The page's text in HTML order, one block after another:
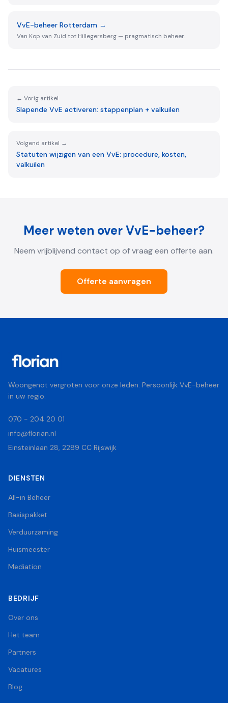
VvE-beheer Rotterdam →
Van Kop van Zuid tot Hillegersberg — pragmatisch beheer.
← Vorig artikel
Slapende VvE activeren: stappenplan + valkuilen
Volgend artikel →
Statuten wijzigen van een VvE: procedure, kosten,
valkuilen
Meer weten over VvE-beheer?
Neem vrijblijvend contact op of vraag een offerte aan.
Offerte aanvragen
Woongenot vergroten voor onze leden. Persoonlijk VvE-beheer
in uw regio.
070 - 204 20 01
info@florian.nl
Einsteinlaan 28, 2289 CC Rijswijk
DIENSTEN
All-in Beheer
Basispakket
Verduurzaming
Huismeester
Mediation
BEDRIJF
Over ons
Het team
Partners
Vacatures
Blog